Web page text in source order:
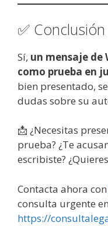
✅ Conclusión
Sí, un mensaje de
como prueba en
bien presentado,
dudas sobre su
📩 ¿Necesitas
prueba? ¿Te
escribiste?
Contacta ahora con
consulta urgente en
https://